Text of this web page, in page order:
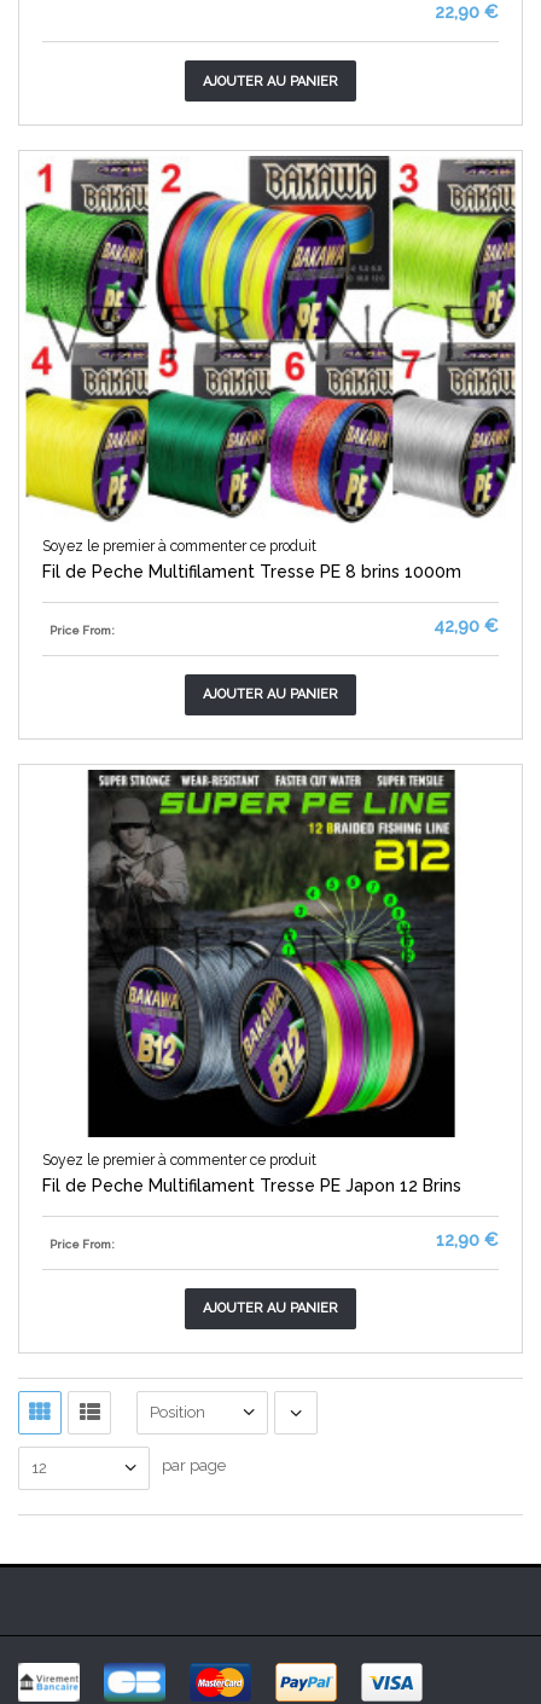
22,90 €
AJOUTER AU PANIER
Soyez le premier à commenter ce produit
Fil de Peche Multifilament Tresse PE 8 brins 1000m
Price From: 42,90 €
AJOUTER AU PANIER
Soyez le premier à commenter ce produit
Fil de Peche Multifilament Tresse PE Japon 12 Brins
Price From: 12,90 €
AJOUTER AU PANIER
Position
12 par page